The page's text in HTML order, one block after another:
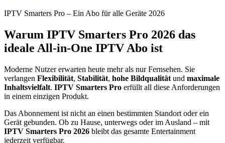
IPTV Smarters Pro – Ein Abo für alle Geräte 2026
Warum IPTV Smarters Pro 2026 das
ideale All-in-One IPTV Abo ist
Moderne Nutzer erwarten heute mehr als nur Fernsehen. Sie
verlangen Flexibilität, Stabilität, hohe Bildqualität und maximale
Inhaltsvielfalt. IPTV Smarters Pro erfüllt all diese Anforderungen
in einem einzigen Produkt.
Das Abonnement ist nicht an einen bestimmten Standort oder ein
Gerät gebunden. Ob zu Hause, unterwegs oder im Ausland – mit
IPTV Smarters Pro 2026 bleibt das gesamte Entertainment
jederzeit verfügbar.